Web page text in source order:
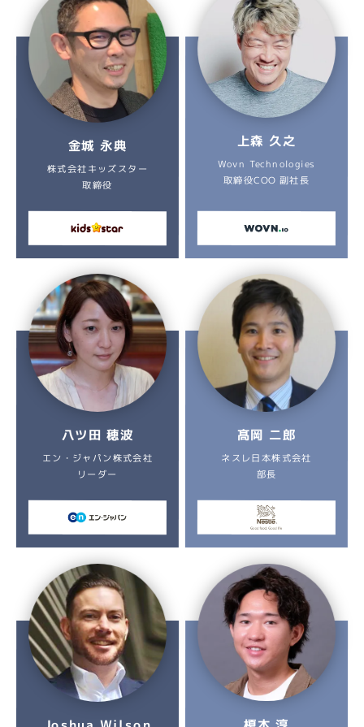
金城 永典
株式会社キッズスター
取締役
上森 久之
Wovn Technologies
取締役COO 副社長
八ツ田 穂波
エン・ジャパン株式会社
リーダー
髙岡 二郎
ネスレ日本株式会社
部長